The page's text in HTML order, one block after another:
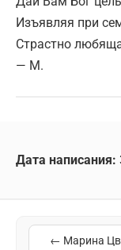
Изъявляя при
Страстно
— М.
Дата написания:
← Марина